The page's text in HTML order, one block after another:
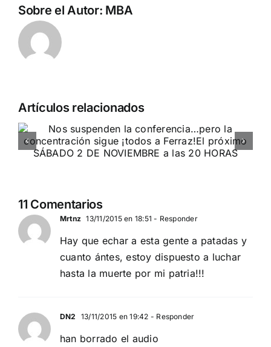
Sobre el Autor: MBA
Artículos relacionados
Acto en Barcelona: España y
Serbia contra el separatismo
globalista
11 Comentarios
Mrtnz 13/11/2015 en 18:51 - Responder
Hay que echar a esta gente a patadas y
cuanto ántes, estoy dispuesto a luchar
hasta la muerte por mi patria!!!
DN2 13/11/2015 en 19:42 - Responder
han borrado el audio